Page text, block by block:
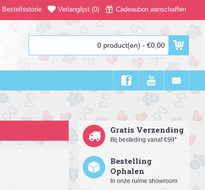
Bestelhistorie Verlanglijst (0) Cadeaubon aanschaffen
0 product(en) - €0,00
Gratis Verzending
Bij besteding vanaf €99*
Bestelling
Ophalen
In onze ruime showroom